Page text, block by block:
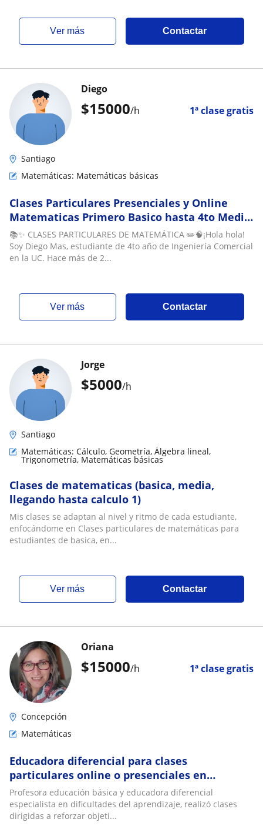
ver más Contactar
$15000/h 1ª clase gratis
Diego
Santiago
Matemáticas: Matemáticas básicas
Clases Particulares Presenciales y Online
Matematicas Primero Basico hasta 4to Medio,
modalidad y precios conversables y flexibles
📚✨ CLASES PARTICULARES DE MATEMÁTICA ✏️🧠¡Hola hola!
Soy Diego Mas, estudiante de 4to año de Ingeniería Comercial
en la UC. Hace más de 2...
ver más Contactar
$5000/h
Jorge
Santiago
Matemáticas: Cálculo, Geometría, Álgebra lineal,
Trigonometría, Matemáticas básicas
Clases de matematicas (basica, media,
llegando hasta calculo 1)
Mis clases se adaptan al nivel y ritmo de cada estudiante,
enfocándome en Clases particulares de matemáticas para
estudiantes de basica, en...
ver más Contactar
$15000/h 1ª clase gratis
Oriana
Concepción
Matemáticas
Educadora diferencial para clases
particulares online o presenciales en
educación básica
Profesora educación básica y educadora diferencial
especialista en dificultades del aprendizaje, realizó clases
dirigidas a reforzar objeti...